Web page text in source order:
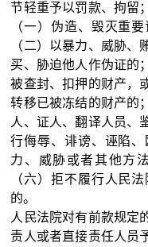
节轻重予以罚款、拘留
（一）伪造、毁灭重
（二）以暴力、威胁
买、胁迫他人作伪证的
被查封、扣押的财产，
转移已被冻结的财产的
人、证人、翻译人员、
行侮辱、诽谤、诬陷
力、威胁或者其他方
（六）拒不履行人民
的。
人民法院对有前款规定
责人或者直接责任人员